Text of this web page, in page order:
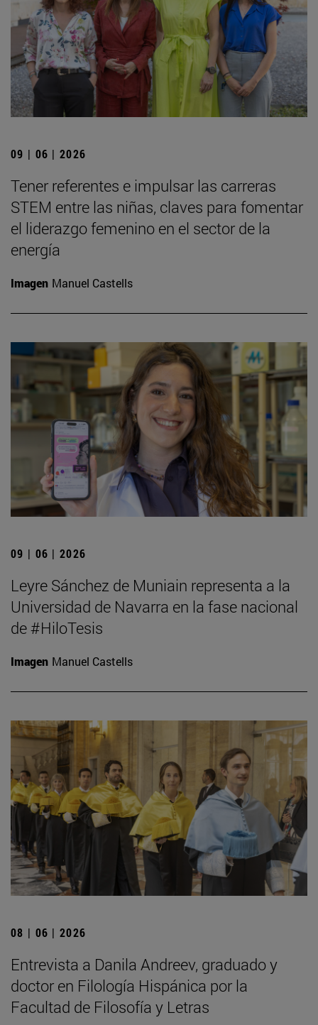
09 | 06 | 2026
Tener referentes e impulsar las carreras
STEM entre las niñas, claves para fomentar
el liderazgo femenino en el sector de la
energía
Imagen Manuel Castells
09 | 06 | 2026
Leyre Sánchez de Muniain representa a la
Universidad de Navarra en la fase nacional
de #HiloTesis
Imagen Manuel Castells
08 | 06 | 2026
Entrevista a Danila Andreev, graduado y
doctor en Filología Hispánica por la
Facultad de Filosofía y Letras